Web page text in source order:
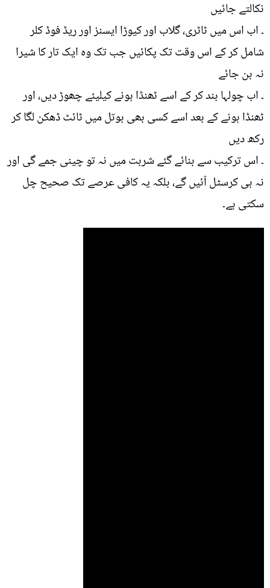
نکالتے جائیں
۔ اب اس میں ٹاٹری، گلاب اور کیوڑا ایسنز اور ریڈ فوڈ کلر
شامل کر کے اس وقت تک پکائیں جب تک وہ ایک تار کا شیرا
نہ بن جائے
۔ اب چولہا بند کر کے اسے ٹھنڈا ہونے کیلیئے چھوڑ دیں، اور
ٹھنڈا ہونے کے بعد اسے کسی بھی بوتل میں ٹائٹ ڈھکن لگا کر
رکھ دیں
۔ اس ترکیب سے بنائے گئے شربت میں نہ تو چینی جمے گی اور
نہ ہی کرسٹل آئیں گے، بلکہ یہ کافی عرصے تک صحیح چل
سکتی ہے۔